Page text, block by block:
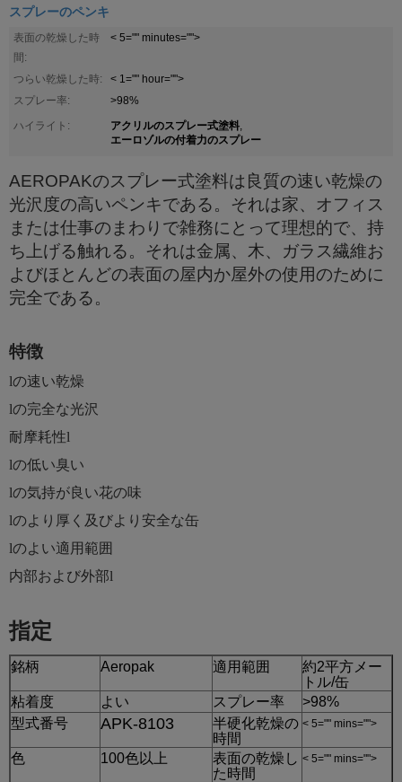
スプレーのペンキ
表面の乾燥した時
間:
< 5="" minutes="">
つらい乾燥した時:
< 1="" hour="">
スプレー率:
>98%
ハイライト:
アクリルのスプレー式塗料,
エーロゾルの付着力のスプレー
AEROPAKのスプレー式塗料は 良質の速い乾燥の
光沢度の高いペンキである。それは家、オフィス
または仕事のまわりで雑務にとって理想的で、持
ち上げる触れる。それは金属、木、ガラス繊維お
よびほとんどの表面の屋内か屋外の使用のために
完全である。
特徴
lの速い乾燥
lの完全な光沢
耐摩耗性l
lの低い臭い
lの気持が良い花の味
lのより厚く及びより安全な缶
lのよい適用範囲
内部および外部l
指定
銘柄 Aeropak 適用範囲
約2平方メー
トル/缶
粘着度
よい スプレー率
>98%
型式番号
APK-8103
半硬化乾燥の
時間
< 5="" mins="">
色 100色以上
表面の乾燥し
た時間
< 5="" mins="">